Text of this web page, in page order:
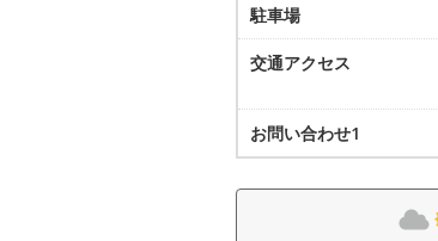
駐車場
交通アクセス
お問い合わせ1